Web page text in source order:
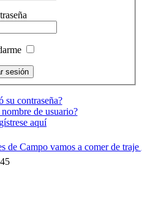
su contraseña?
de usuario?
aquí
de Campo vamos a comer de traje